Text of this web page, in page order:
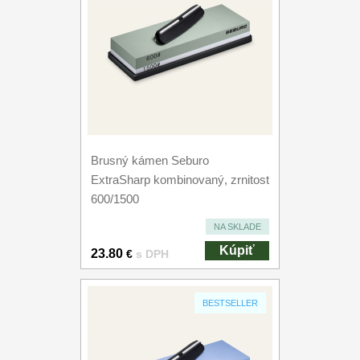
Brusný kámen Seburo
ExtraSharp kombinovaný, zrnitost
600/1500
NA SKLADE
23.80 € s DPH Kúpiť
BESTSELLER